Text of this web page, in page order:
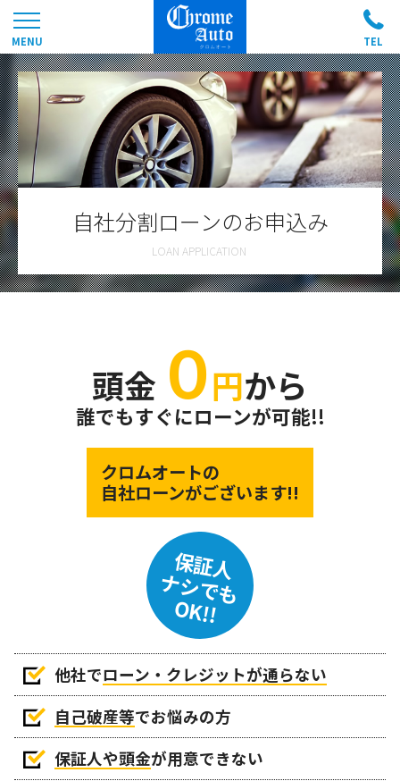
自社分割ローンのお申込み
頭金 ０円から
誰でもすぐにローンが可能!!
クロムオートの
自社ローンがございます!!
保証人
ナシでも
OK!!
他社でローン・クレジットが通らない
自己破産等でお悩みの方
保証人や頭金が用意できない